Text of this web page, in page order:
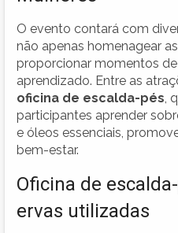
O evento contará com
não apenas homenagear
proporcionar momentos
aprendizado. Entre as
oficina de escalda-pés ,
participantes aprender
e óleos essenciais,
bem-estar.
Oficina de
ervas utilizadas